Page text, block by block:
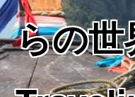
らの世